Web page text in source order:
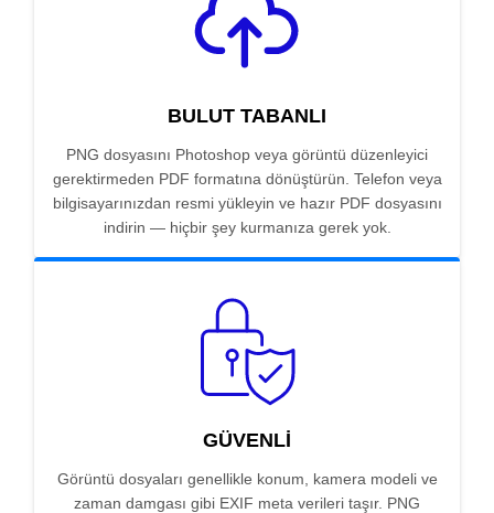
BULUT TABANLI
PNG dosyasını Photoshop veya görüntü düzenleyici
gerektirmeden PDF formatına dönüştürün. Telefon veya
bilgisayarınızdan resmi yükleyin ve hazır PDF dosyasını
indirin — hiçbir şey kurmanıza gerek yok.
GÜVENLI
Görüntü dosyaları genellikle konum, kamera modeli ve
zaman damgası gibi EXIF meta verileri taşır. PNG